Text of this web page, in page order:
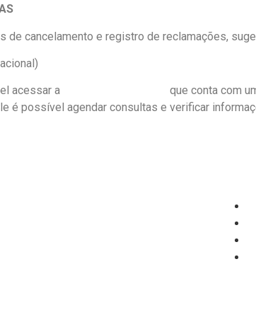
de cancelamento e registro de reclamações,
acessar a
que conta com
é possível agendar consultas e verificar